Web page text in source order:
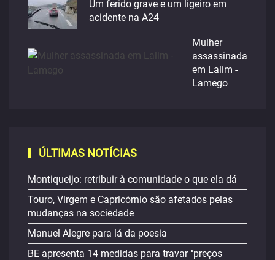
Um ferido grave e um ligeiro em
acidente na A24
Mulher
assassinada
em Lalim -
Lamego
ÚLTIMAS NOTÍCIAS
Montiqueijo: retribuir à comunidade o que ela dá
Touro, Virgem e Capricórnio são afetados pelas
mudanças na sociedade
Manuel Alegre para lá da poesia
BE apresenta 14 medidas para travar "preços